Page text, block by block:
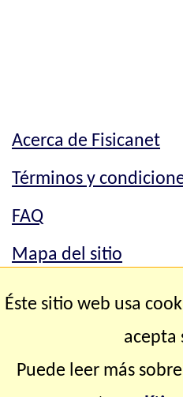
Acerca de Fisicanet
Términos y
FAQ
Mapa del sitio
Mapa del sitio
Éste sitio web usa
acepta
Puede leer más